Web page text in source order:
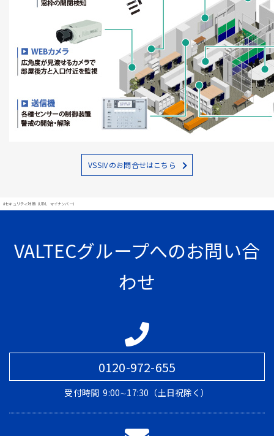
VSSⅣのお問合せはこちら
#セキュリティ対策（UTM、マイナンバー）
VALTECグループへのお問い合
わせ
0120-972-655
受付時間 9:00∼17:30（土日祝除く）